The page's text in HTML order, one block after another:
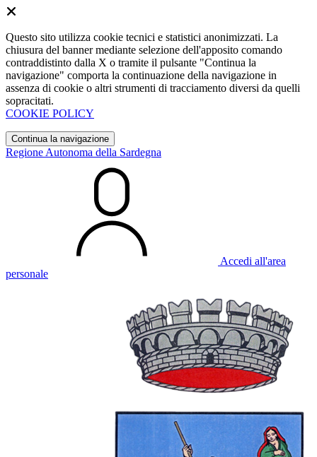
Questo sito utilizza cookie tecnici e statistici anonimizzati. La
chiusura del banner mediante selezione dell'apposito comando
contraddistinto dalla X o tramite il pulsante "Continua la
navigazione" comporta la continuazione della navigazione in
assenza di cookie o altri strumenti di tracciamento diversi da quelli
sopracitati.
COOKIE POLICY
Continua la navigazione
Regione Autonoma della Sardegna
Accedi all'area
personale